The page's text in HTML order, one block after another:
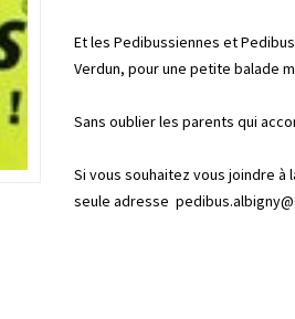
Et les Pedibussiennes et
Verdun, pour une petite balade
Sans oublier les parents qui
Si vous souhaitez vous joindre
seule adresse